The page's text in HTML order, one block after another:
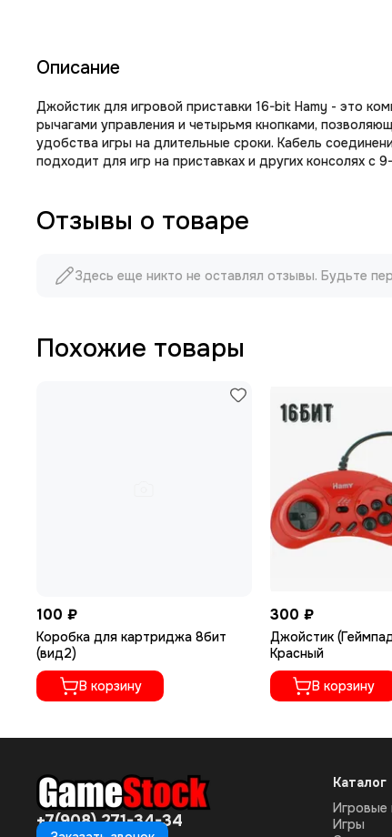
Описание
Джойстик для игровой приставки 16-bit Hamy - это
рычагами управления и четырьмя кнопками,
удобства игры на длительные сроки. Кабель
подходит для игр на приставках и других консолях с
Отзывы о товаре
Здесь еще никто не оставлял отзывы. Будьте
Похожие товары
100 ₽
Коробка для картриджа 8бит
(вид2)
В корзину
300 ₽
Джойстик
Красный
В корзину
+7(908) 271-34-34
Каталог
Игровые
Игры